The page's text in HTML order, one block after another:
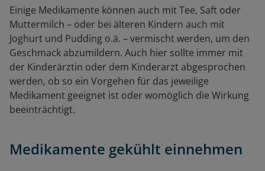
Einige Medikamente können auch mit Tee, Saft oder
Muttermilch – oder bei älteren Kindern auch mit
Joghurt und Pudding o.ä. – vermischt werden, um den
Geschmack abzumildern. Auch hier sollte immer mit
der Kinderärztin oder dem Kinderarzt abgesprochen
werden, ob so ein Vorgehen für das jeweilige
Medikament geeignet ist oder womöglich die Wirkung
beeinträchtigt.
Medikamente gekühlt einnehmen